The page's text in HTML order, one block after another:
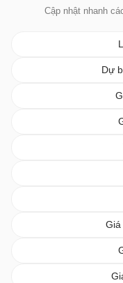
Cập nhật nhanh
Dự